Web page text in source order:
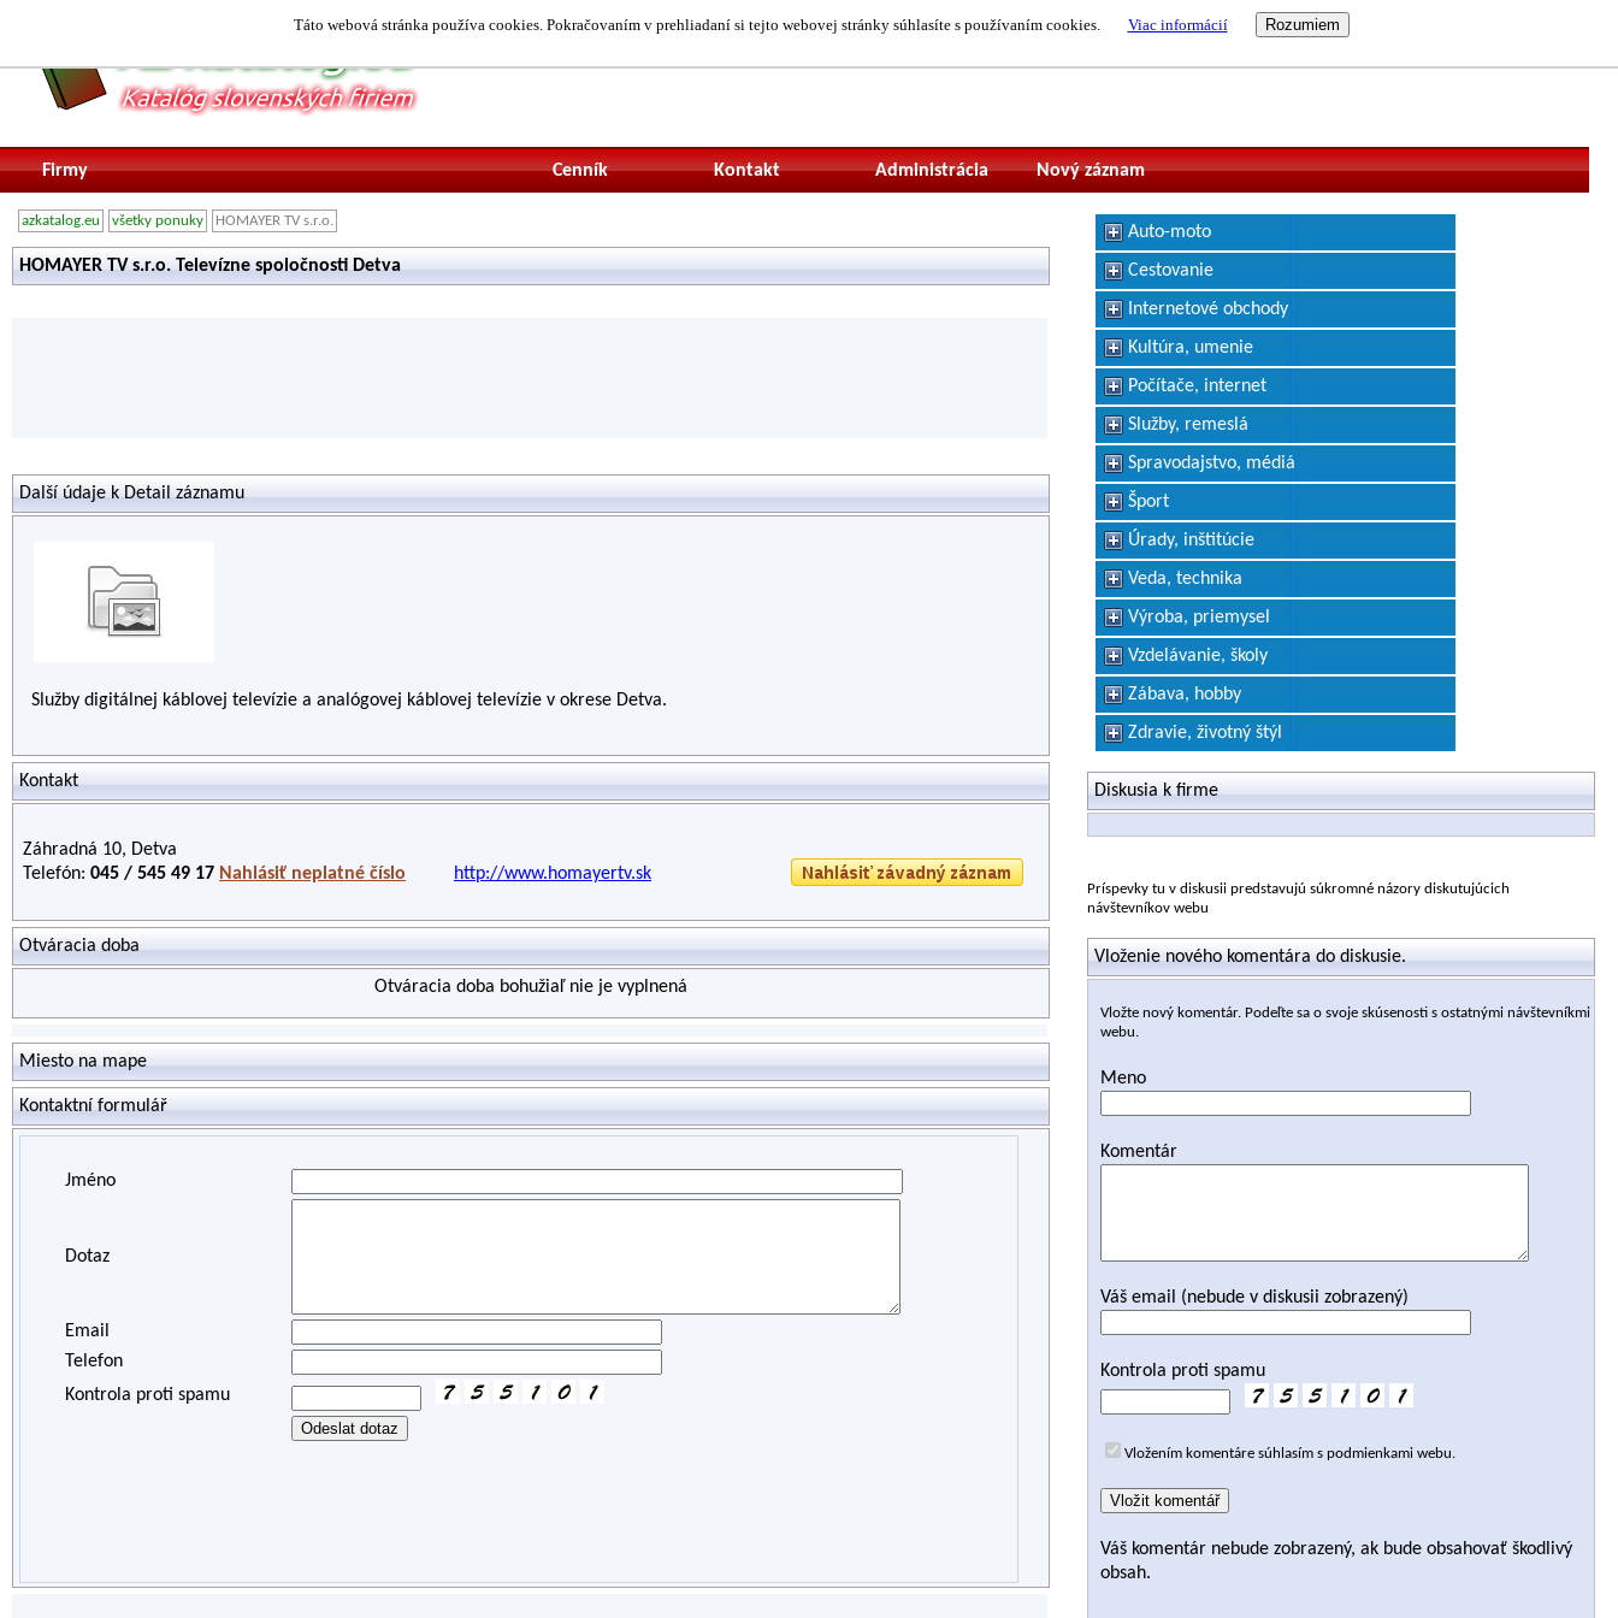
Táto webová stránka používa cookies. Pokračovaním v prehliadaní si tejto webovej stránky súhlasíte s používaním cookies. Viac informácií
Firmy Nový záznam
Administrácia
Kontakt
Cenník
azkatalog.eu všetky ponuky HOMAYER TV s.r.o.
HOMAYER TV s.r.o. Televízne spoločnosti Detva
Další údaje k Detail záznamu
Služby digitálnej káblovej televízie a analógovej káblovej televízie v okrese Detva.
Kontakt
Záhradná 10, Detva
Telefón: 045 / 545 49 17 Nahlásiť neplatné číslo http://www.homayertv.sk
Otváracia doba
Otváracia doba bohužiaľ nie je vyplnená
Miesto na mape
Kontaktní formulář
Jméno
Dotaz
Email
Telefon
Kontrola proti spamu
Auto-moto
Cestovanie
Internetové obchody
Kultúra, umenie
Počítače, internet
Služby, remeslá
Spravodajstvo, médiá
Šport
Úrady, inštitúcie
Veda, technika
Výroba, priemysel
Vzdelávanie, školy
Zábava, hobby
Zdravie, životný štýl
Diskusia k firme
Príspevky tu v diskusii predstavujú súkromné názory diskutujúcich
návštevníkov webu
Vloženie nového komentára do diskusie.
Vložte nový komentár. Podeľte sa o svoje skúsenosti s ostatnými návštevníkmi
webu.
Meno
Komentár
Váš email (nebude v diskusii zobrazený)
Kontrola proti spamu
Vložením komentáre súhlasím s podmienkami webu.
Váš komentár nebude zobrazený, ak bude obsahovať škodlivý
obsah.